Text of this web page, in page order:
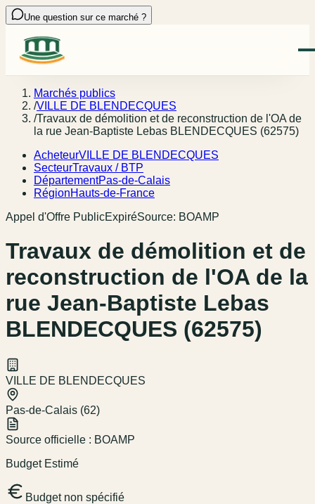
Une question sur ce marché ?
Marchés publics
/VILLE DE BLENDECQUES
/Travaux de démolition et de reconstruction de l'OA de
la rue Jean-Baptiste Lebas BLENDECQUES (62575)
AcheteurVILLE DE BLENDECQUES
SecteurTravaux / BTP
DépartementPas-de-Calais
RégionHauts-de-France
Appel d'Offre PublicExpiréSource: BOAMP
Travaux de démolition et de
reconstruction de l'OA de la
rue Jean-Baptiste Lebas
BLENDECQUES (62575)
VILLE DE BLENDECQUES
Pas-de-Calais (62)
Source officielle : BOAMP
Budget Estimé
Budget non spécifié